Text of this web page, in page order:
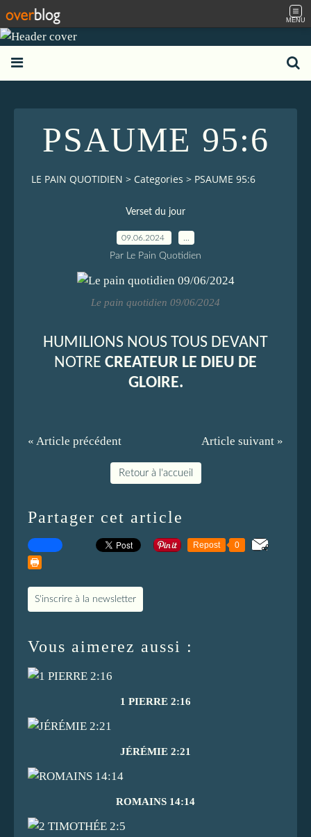
MENU
PSAUME 95:6
LE PAIN QUOTIDIEN > Categories > PSAUME 95:6
Verset du jour
09.06.2024
Par Le Pain Quotidien
Le pain quotidien 09/06/2024
HUMILIONS NOUS TOUS DEVANT
NOTRE CREATEUR LE DIEU DE
GLOIRE.
« Article précédent Article suivant »
Retour à l'accueil
Partager cet article
Repost 0
S'inscrire à la newsletter
Vous aimerez aussi :
1 PIERRE 2:16
JÉRÉMIE 2:21
ROMAINS 14:14